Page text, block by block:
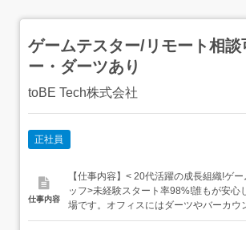
ゲームテスター/リモート相談
ー・ダーツあり
toBE Tech株式会社
正社員
仕事内容
【仕事内容】< 20代活躍の成長組織!ゲ
ッフ>未経験スタート率98%!誰もが安心
場です。オフィスにはダーツやバーカウ
活動も盛ん!残業月平均5時間以下と、プ